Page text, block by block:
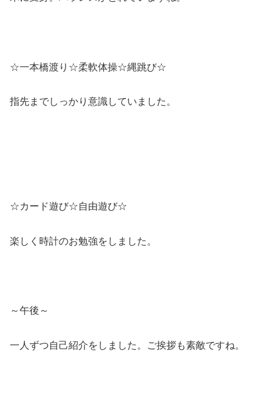
☆一本橋渡り☆柔軟体操☆縄跳び☆
指先までしっかり意識していました。
☆カード遊び☆自由遊び☆
楽しく時計のお勉強をしました。
～午後～
一人ずつ自己紹介をしました。ご挨拶も素敵ですね。